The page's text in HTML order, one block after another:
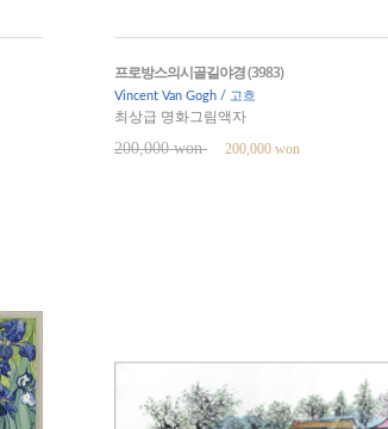
프로방스의시골길야경 (3983)
Vincent Van Gogh / 고흐
최상급 명화그림액자
200,000 won 200,000 won